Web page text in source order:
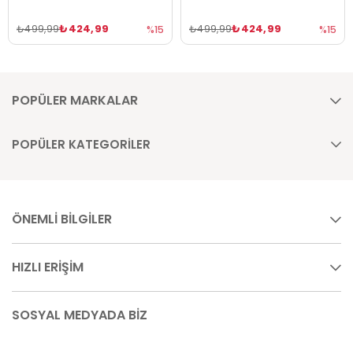
₺424,99
₺499,99 %15 ₺424,99
₺499,99 %15
POPÜLER MARKALAR
POPÜLER KATEGORİLER
ÖNEMLİ BİLGİLER
HIZLI ERİŞİM
SOSYAL MEDYADA BİZ